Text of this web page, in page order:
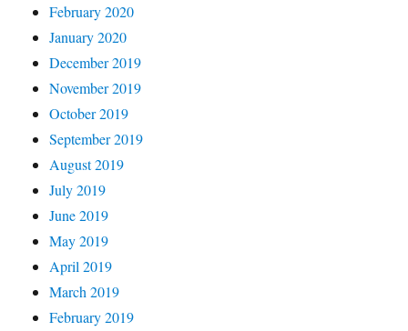
February 2020
January 2020
December 2019
November 2019
October 2019
September 2019
August 2019
July 2019
June 2019
May 2019
April 2019
March 2019
February 2019